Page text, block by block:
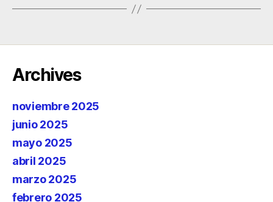
Archives
noviembre 2025
junio 2025
mayo 2025
abril 2025
marzo 2025
febrero 2025